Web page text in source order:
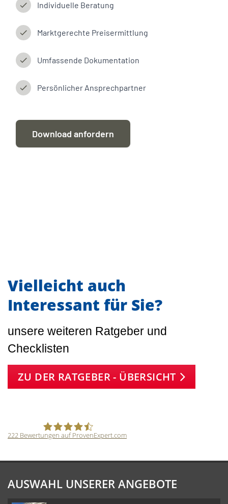
Vielleicht auch
Interessant für Sie?
unsere weiteren Ratgeber und
Checklisten
ZU DER RATGEBER - ÜBERSICHT
222 Bewertungen auf ProvenExpert.com
AUSWAHL UNSERER ANGEBOTE